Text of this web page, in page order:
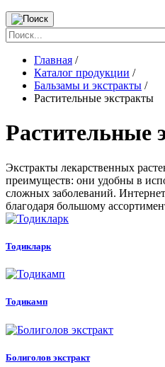
Главная /
Каталог продукции /
Бальзамы и экстракты /
Растительные экстракты
Растительные
Экстракты лекарственных
преимуществ: они удобны в
сложных заболеваний.
благодаря большому
Тодикларк
Тодикамп
Болиголов экстракт